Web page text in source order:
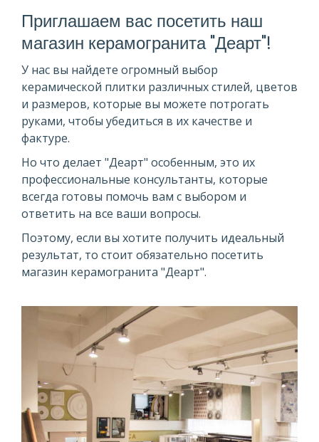
Приглашаем вас посетить наш
магазин керамогранита "Деарт"!
У нас вы найдете огромный выбор
керамической плитки различных стилей, цветов
и размеров, которые вы можете потрогать
руками, чтобы убедиться в их качестве и
фактуре.
Но что делает "Деарт" особенным, это их
профессиональные консультанты, которые
всегда готовы помочь вам с выбором и
ответить на все ваши вопросы.
Поэтому, если вы хотите получить идеальный
результат, то стоит обязательно посетить
магазин керамогранита "Деарт".